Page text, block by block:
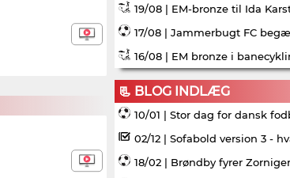
19/08 | EM-bronze til Ida
17/08 | Jammerbugt FC
16/08 | EM bronze i
📃 BLOG INDLÆG
10/01 | Stor dag for dansk
02/12 | Sofabold version 3 -
18/02 | Brøndby fyrer